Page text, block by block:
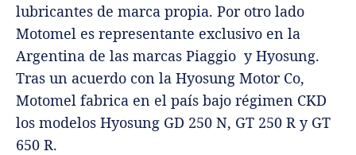
lubricantes de marca propia. Por otro lado
Motomel es representante exclusivo en la
Argentina de las marcas Piaggio y Hyosung.
Tras un acuerdo con la Hyosung Motor Co,
Motomel fabrica en el país bajo régimen CKD
los modelos Hyosung GD 250 N, GT 250 R y GT
650 R.